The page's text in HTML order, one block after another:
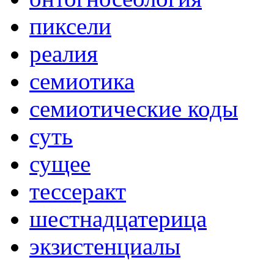
пиксели
реалия
семиотика
семиотические коды
суть
сущее
тессеракт
шестнадцатерица
экзистенциалы